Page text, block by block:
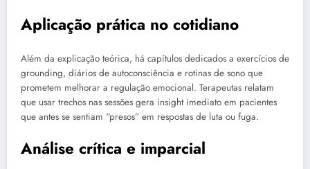
Aplicação prática no cotidiano
Além da explicação teórica, há capítulos dedicados a exercícios de
grounding, diários de autoconsciência e rotinas de sono que
prometem melhorar a regulação emocional. Terapeutas relatam
que usar trechos nas sessões gera insight imediato em pacientes
que antes se sentiam “presos” em respostas de luta ou fuga.
Análise crítica e imparcial